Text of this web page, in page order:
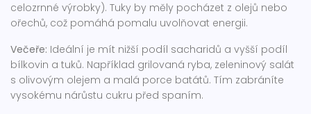
celozrnné výrobky). Tuky by měly pocházet z olejů nebo
ořechů, což pomáhá pomalu uvolňovat energii.
Večeře: Ideální je mít nižší podíl sacharidů a vyšší podíl
bílkovin a tuků. Například grilovaná ryba, zeleninový salát
s olivovým olejem a malá porce batátů. Tím zabráníte
vysokému nárůstu cukru před spaním.